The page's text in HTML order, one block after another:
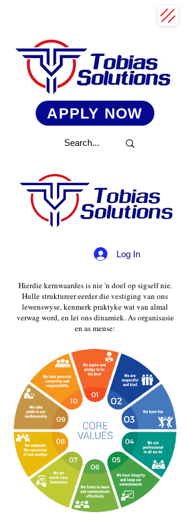
Log In
APPLY NOW
Hierdie kernwaardes is nie 'n doel op sigself nie.
Hulle struktureer eerder die vestiging van ons
lewenswyse, kenmerk praktyke wat van almal
verwag word, en lei ons dinamiek. As organisasie
en as mense: